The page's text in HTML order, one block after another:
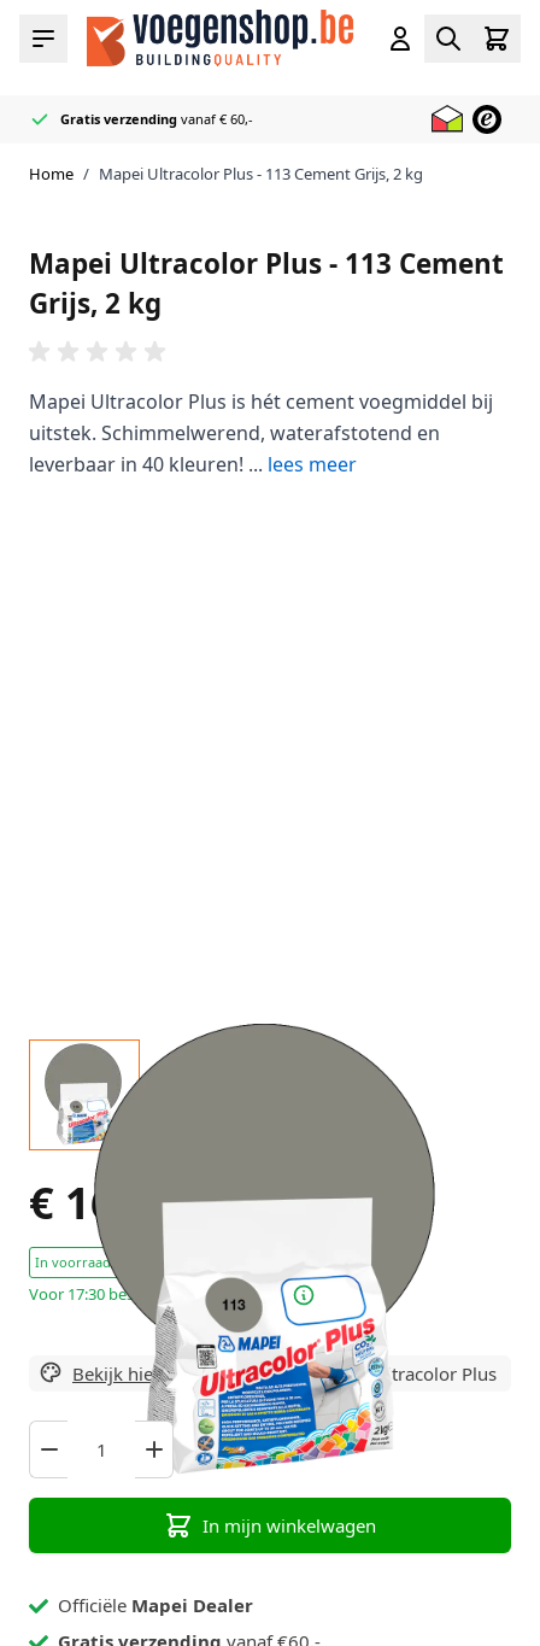
Ga naar de inhoud
Menu
Cart
Gratis verzending vanaf € 60,-
Officieel MapeiReseller
50+ Voeg & Kit kleurenop voorraad
Bliksemsnel geleverd
Home / Mapei Ultracolor Plus - 113 Cement Grijs, 2 kg
Mapei Ultracolor Plus - 113 Cement
Grijs, 2 kg
Mapei Ultracolor Plus is hét cement voegmiddel bij
uitstek. Schimmelwerend, waterafstotend en
leverbaar in 40 kleuren! ... lees meer
€ 16,95
In voorraad : 9 Stuks
Voor 17:30 besteld, morgen in huis!
Bekijk hier alle variantenvan Mapei Ultracolor Plus
In mijn winkelwagen
Officiële Mapei Dealer